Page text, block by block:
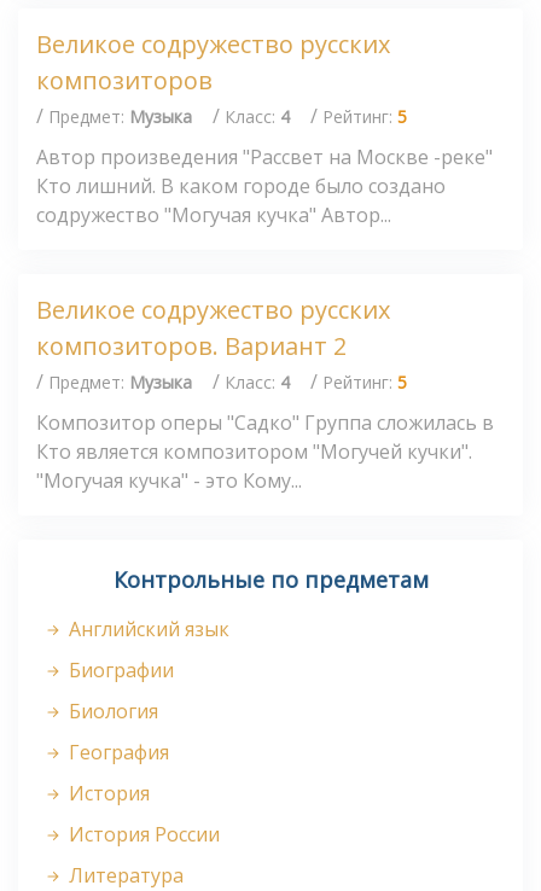
Великое содружество русских
композиторов
/ Предмет: Музыка / Класс: 4 / Рейтинг: 5
Автор произведения "Рассвет на Москве -реке"
Кто лишний. В каком городе было создано
содружество "Могучая кучка" Автор...
Великое содружество русских
композиторов. Вариант 2
/ Предмет: Музыка / Класс: 4 / Рейтинг: 5
Композитор оперы "Садко" Группа сложилась в
Кто является композитором "Могучей кучки".
"Могучая кучка" - это Кому...
Контрольные по предметам
Английский язык
Биографии
Биология
География
История
История России
Литература